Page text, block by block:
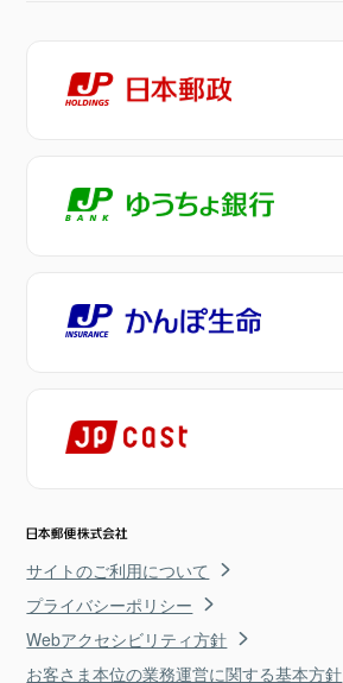
サイトのご利用について
プライバシーポリシー
Webアクセシビリティ方針
お客さま本位の業務運営に関する基本方針